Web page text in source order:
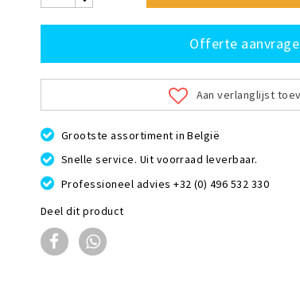
Offerte
Aan verlanglijst
Grootste assortiment in België
Snelle service. Uit voorraad leverbaar.
Professioneel advies +32 (0) 496 532 330
Deel dit product